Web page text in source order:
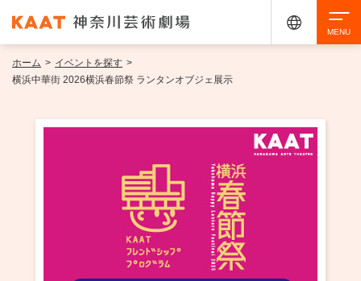
イベントを探す
交通案内
ホーム > イベントを探す >
横浜中華街 2026横浜春節祭 ランタンオブジェ展示